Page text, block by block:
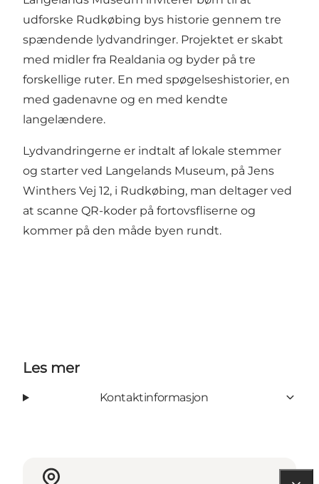
udforske Rudkøbing bys historie gennem tre
spændende lydvandringer. Projektet er skabt
med midler fra Realdania og byder på tre
forskellige ruter. En med spøgelseshistorier, en
med gadenavne og en med kendte
langelændere.
Lydvandringerne er indtalt af lokale stemmer
og starter ved Langelands Museum, på Jens
Winthers Vej 12, i Rudkøbing, man deltager ved
at scanne QR-koder på fortovsfliserne og
kommer på den måde byen rundt.
Les mer
Kontaktinformasjon